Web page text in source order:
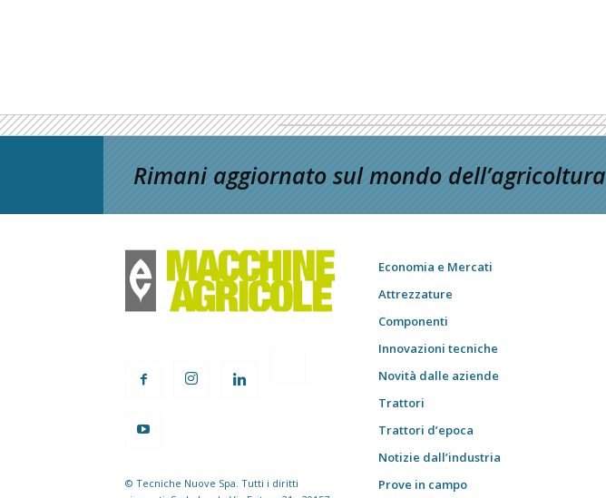
Rimani aggiornato sul mondo dell’agricoltura
© Tecniche Nuove Spa. Tutti i diritti
Economia e Mercati
Attrezzature
Componenti
Innovazioni tecniche
Novità dalle aziende
Trattori
Trattori d’epoca
Notizie dall’industria
Prove in campo